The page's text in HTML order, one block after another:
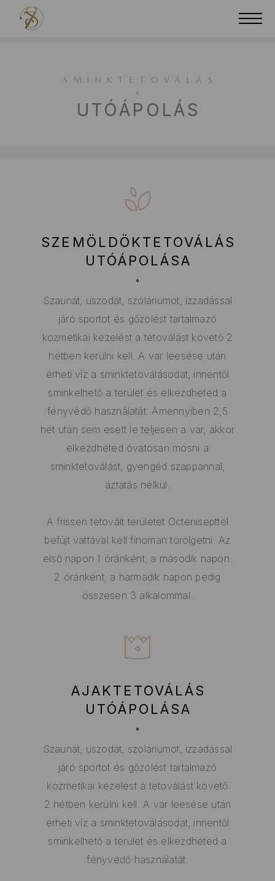
SMINKTETOVÁLÁS
UTÓÁPOLÁS
SZEMÖLDÖKTETOVÁLÁS
UTÓÁPOLÁSA
Szaunát, uszodát, szoláriumot, izzadással
járó sportot és gőzölést tartalmazó
kozmetikai kezelést a tetoválást követő 2
hétben kerülni kell. A var leesése után
érheti víz a sminktetoválásodat, innentől
sminkelhető a terület és elkezdheted a
fényvédő használatát. Amennyiben 2,5
hét után sem esett le teljesen a var, akkor
elkezdheted óvatosan mosni a
sminktetoválást, gyengéd szappannal,
áztatás nélkül.
A frissen tetovált területet Octenisepttel
befújt vattával kell finoman törölgetni. Az
első napon 1 óránként, a második napon:
2 óránként, a harmadik napon pedig
összesen 3 alkalommal.
AJAKTETOVÁLÁS
UTÓÁPOLÁSA
Szaunát, uszodát, szoláriumot, izzadással
járó sportot és gőzölést tartalmazó
kozmetikai kezelést a tetoválást követő
2 hétben kerülni kell. A var leesése után
érheti víz a sminktetoválásodat, innentől
sminkelhető a terület és elkezdheted a
fényvédő használatát.